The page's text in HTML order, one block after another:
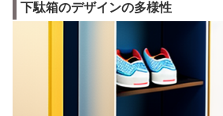
下駄箱のデザインの多様性